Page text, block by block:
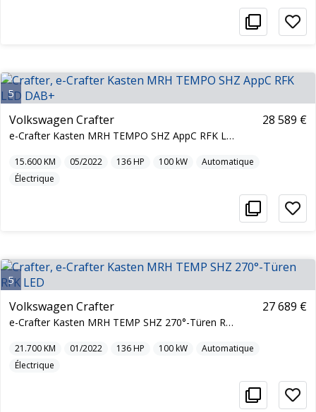
5
Volkswagen Crafter
e-Crafter Kasten MRH TEMPO SHZ AppC RFK LED DAB+
28 589 €
15.600KM 05/2022 136HP 100kW
Automatique
Électrique
5
Volkswagen Crafter
e-Crafter Kasten MRH TEMP SHZ 270°-Türen RFK LED
27 689 €
21.700KM 01/2022 136HP 100kW
Automatique
Électrique